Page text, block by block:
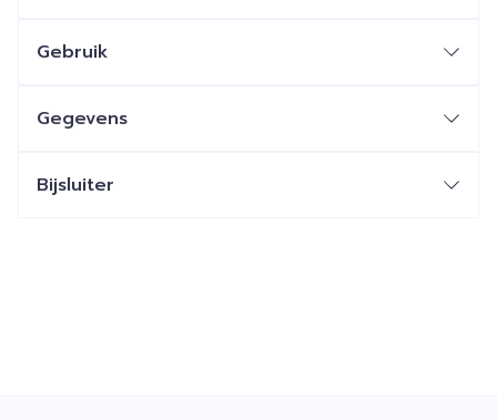
Gebruik
Gegevens
Bijsluiter